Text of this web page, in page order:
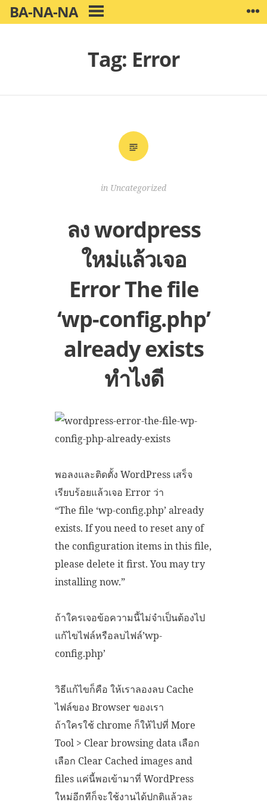
Skip
to
BA-NA-NA
PRIMARY
MENU
Tag: Error
in Uncategorized
ลง wordpress
ใหม่แล้วเจอ
Error The file
‘wp-config.php’
already exists
ทำไงดี
พอลงและติดตั้ง WordPress เสร็จ
เรียบร้อยแล้วเจอ Error ว่า
“The file ‘wp-config.php’ already
exists. If you need to reset any of
the configuration items in this file,
please delete it first. You may try
installing now.”
ถ้าใครเจอข้อความนี้ไม่จำเป็นต้องไป
แก้ไขไฟล์หรือลบไฟล์’wp-
config.php’
วิธีแก้ไขก็คือ ให้เราลองลบ Cache
ไฟล์ของ Browser ของเรา
ถ้าใครใช้ chrome ก็ให้ไปที่ More
Tool > Clear browsing data เลือก
เลือก Clear Cached images and
files แค่นี้พอเข้ามาที่ WordPress
ใหม่อีกทีก็จะใช้งานได้ปกติแล้วละ